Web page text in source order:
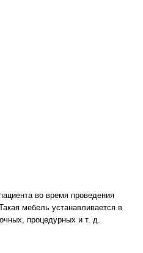
во время проведения
мебель устанавливается в
процедурных и т. д.